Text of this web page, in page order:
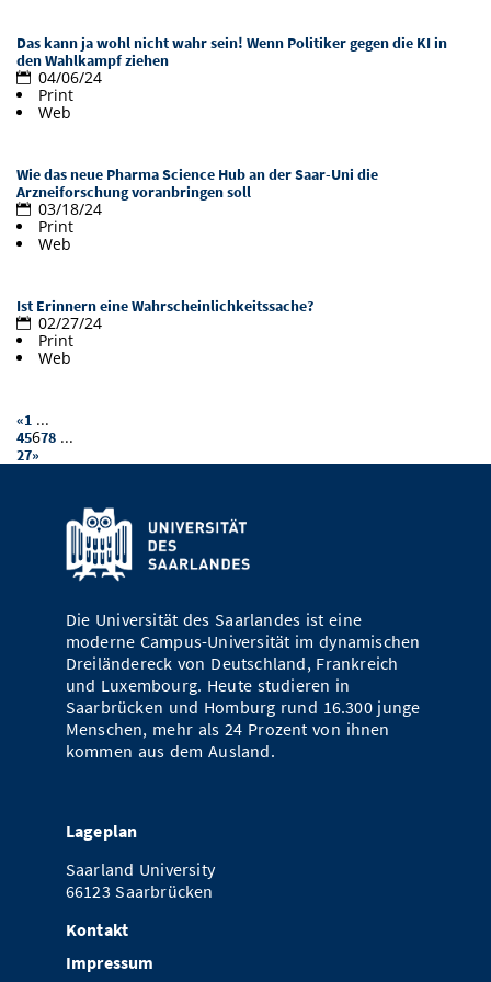
Open Science/Open Access
IT-Themenabend
Ranking
Zahlen & Fakten
Preise, Auszeichnungen und Förderungen
Kontakt
SIC Podcast
Anfahrt
AnsprechpartnerInnen, Personen, Forschungsgruppen
Alumni
Das kann ja wohl nicht wahr sein! Wenn Politiker gegen die KI in
den Wahlkampf ziehen
04/06/24
Print
Web
Wie das neue Pharma Science Hub an der Saar-Uni die
Arzneiforschung voranbringen soll
03/18/24
Print
Web
Ist Erinnern eine Wahrscheinlichkeitssache?
02/27/24
Print
Web
«1 ...
45678 ...
27»
Die Universität des Saarlandes ist eine
moderne Campus-Universität im dynamischen
Dreiländereck von Deutschland, Frankreich
und Luxembourg. Heute studieren in
Saarbrücken und Homburg rund 16.300 junge
Menschen, mehr als 24 Prozent von ihnen
kommen aus dem Ausland.
Lageplan
Saarland University
66123 Saarbrücken
Kontakt
Impressum